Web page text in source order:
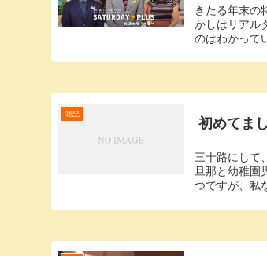
きたる年末の
かしはリアル
のはわかって
雑記
初めてまし
三十路にして
旦那と幼稚園
つですが、私